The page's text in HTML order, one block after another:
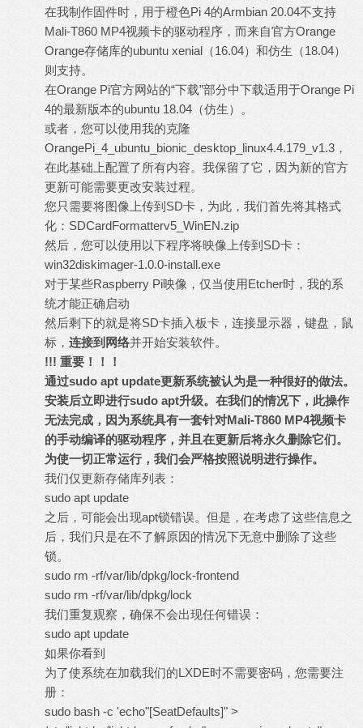
在我制作固件时，用于橙色Pi 4的Armbian 20.04不支持
Mali-T860 MP4视频卡的驱动程序，而来自官方Orange
Orange存储库的ubuntu xenial（16.04）和仿生（18.04）
则支持。
在Orange Pi官方网站的“下载”部分中下载适用于Orange Pi
4的最新版本的ubuntu 18.04（仿生）。
或者，您可以使用我的克隆
OrangePi_4_ubuntu_bionic_desktop_linux4.4.179_v1.3 ，
在此基础上配置了所有内容。我保留了它，因为新的官方
更新可能需要更改安装过程。
您只需要将图像上传到SD卡，为此，我们首先将其格式
化： SDCardFormatterv5_WinEN.zip
然后，您可以使用以下程序将映像上传到SD卡：
win32diskimager-1.0.0-install.exe
对于某些Raspberry Pi映像，仅当使用Etcher时，我的系
统才能正确启动
然后剩下的就是将SD卡插入板卡，连接显示器，键盘，鼠
标， 连接到网络并开始安装软件。
!!! 重要！！！
通过sudo apt update更新系统被认为是一种很好的做法。
安装后立即进行sudo apt升级。在我们的情况下，此操作
无法完成，因为系统具有一套针对Mali-T860 MP4视频卡
的手动编译的驱动程序，并且在更新后将永久删除它们。
为使一切正常运行，我们会严格按照说明进行操作。
我们仅更新存储库列表：
sudo apt update
之后，可能会出现apt锁错误。但是，在考虑了这些信息之
后，我们只是在不了解原因的情况下无意中删除了这些
锁。
sudo rm -rf/var/lib/dpkg/lock-frontend
sudo rm -rf/var/lib/dpkg/lock
我们重复观察，确保不会出现任何错误：
sudo apt update
如果你看到
为了使系统在加载我们的LXDE时不需要密码，您需要注
册：
sudo bash -c 'echo"[SeatDefaults]" >